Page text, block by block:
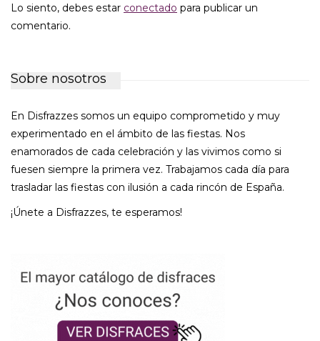
Lo siento, debes estar conectado para publicar un
comentario.
Sobre nosotros
En Disfrazzes somos un equipo comprometido y muy
experimentado en el ámbito de las fiestas. Nos
enamorados de cada celebración y las vivimos como si
fuesen siempre la primera vez. Trabajamos cada día para
trasladar las fiestas con ilusión a cada rincón de España.
¡Únete a Disfrazzes, te esperamos!